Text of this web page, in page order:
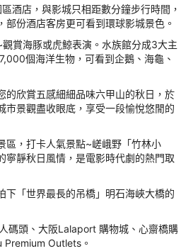
酒店，與影城只相距數分鐘步行時間，
部份酒店客房更可看到環球影城景色。
賞海豚或虎鯨表演。水族館分成3大主
個海洋生物，可看到企鵝、海龜、
的欣賞五感細細品味六甲山的秋日，於
市景觀盡收眼底，享受一段愉悅悠閒的
區，打卡人氣景點~嵯峨野「竹林小
寧靜秋日風情，是電影時代劇的熱門取
下「世界最長的吊橋」明石海峽大橋的
碼頭、大阪Lalaport 購物城、心齋橋購
Premium Outlets。